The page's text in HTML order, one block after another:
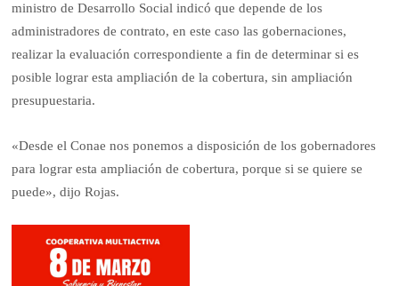
ministro de Desarrollo Social indicó que depende de los
administradores de contrato, en este caso las gobernaciones,
realizar la evaluación correspondiente a fin de determinar si es
posible lograr esta ampliación de la cobertura, sin ampliación
presupuestaria.
«Desde el Conae nos ponemos a disposición de los gobernadores
para lograr esta ampliación de cobertura, porque si se quiere se
puede», dijo Rojas.